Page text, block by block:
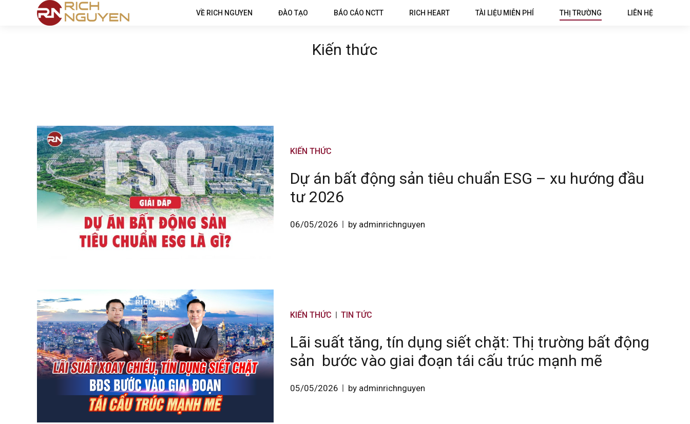
VỀ RICH NGUYEN ĐÀO TẠO BÁO CÁO NCTT RICH HEART TÀI LIỆU MIỄN PHÍ THỊ TRƯỜNG LIÊN HỆ
Kiến thức
KIẾN THỨC
Dự án bất động sản tiêu chuẩn ESG – xu hướng đầu
tư 2026
06/05/2026 by adminrichnguyen
KIẾN THỨC TIN TỨC
Lãi suất tăng, tín dụng siết chặt: Thị trường bất động
sản bước vào giai đoạn tái cấu trúc mạnh mẽ
05/05/2026 by adminrichnguyen